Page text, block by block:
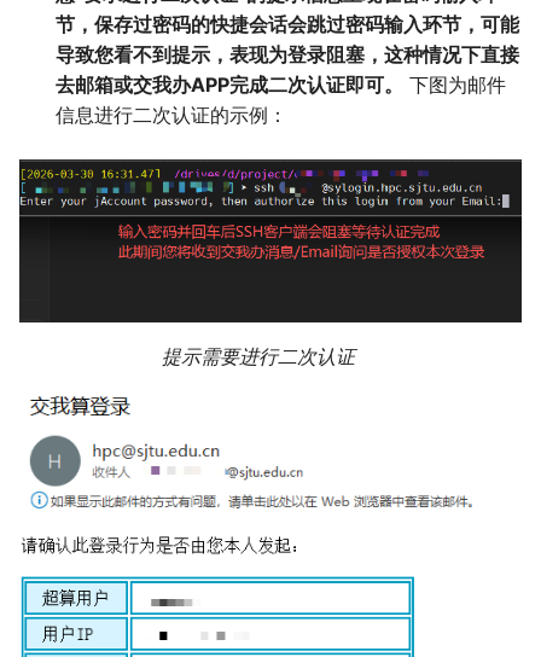
节，保存过密码的快捷会话会跳过密码输入环节，可能
导致您看不到提示，表现为登录阻塞，这种情况下直接
去邮箱或交我办APP完成二次认证即可。
下图为邮件
信息进行二次认证的示例：
提示需要进行二次认证